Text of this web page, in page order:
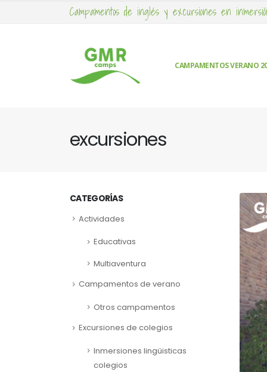
Campamentos de inglés y excursiones en
CAMPAMENTOS VERANO
excursiones
CATEGORÍAS
Actividades
Educativas
Multiaventura
Campamentos de verano
Otros campamentos
Excursiones de colegios
Inmersiones lingüisticas
colegios